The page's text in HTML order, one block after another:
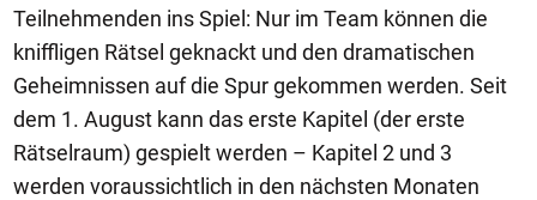
Teilnehmenden ins Spiel: Nur im Team können die
kniffligen Rätsel geknackt und den dramatischen
Geheimnissen auf die Spur gekommen werden. Seit
dem 1. August kann das erste Kapitel (der erste
Rätselraum) gespielt werden – Kapitel 2 und 3
werden voraussichtlich in den nächsten Monaten